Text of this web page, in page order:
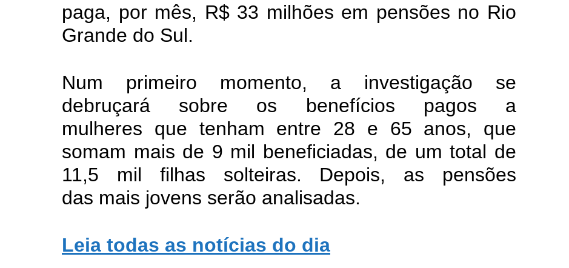
paga, por mês, R$ 33 milhões em pensões no Rio
Grande do Sul.
Num primeiro momento, a investigação se
debruçará sobre os benefícios pagos a
mulheres que tenham entre 28 e 65 anos, que
somam mais de 9 mil beneficiadas, de um total de
11,5 mil filhas solteiras. Depois, as pensões
das mais jovens serão analisadas.
Leia todas as notícias do dia